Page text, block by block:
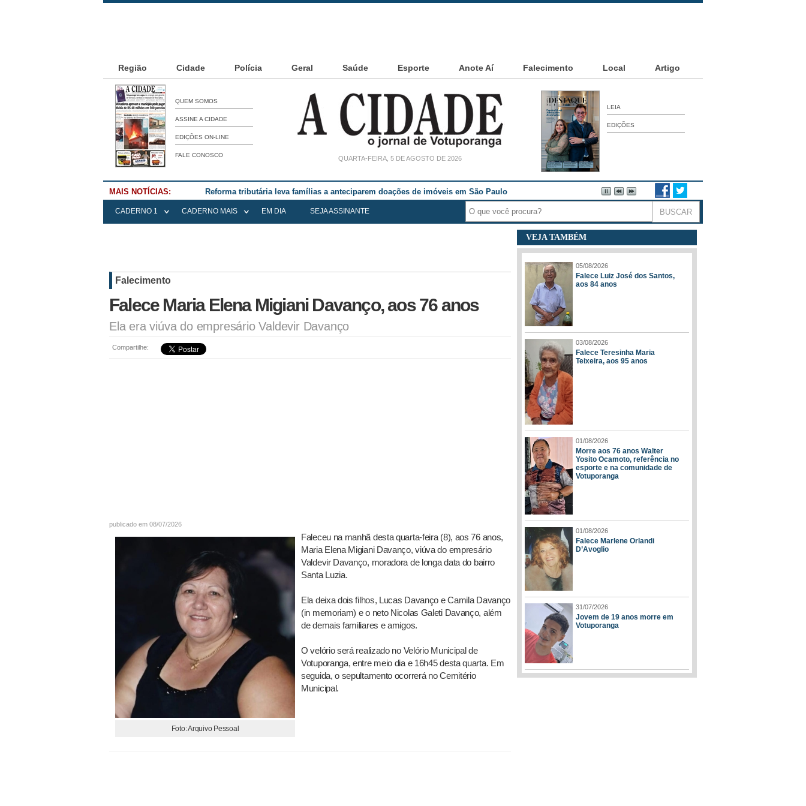
Região Cidade Polícia Geral Saúde Esporte Anote Aí Falecimento Local Artigo
QUEM SOMOS
ASSINE A CIDADE
EDIÇÕES ON-LINE
FALE CONOSCO QUARTA-FEIRA, 5 DE AGOSTO DE 2026
LEIA
EDIÇÕES
MAIS NOTÍCIAS: Reforma tributária leva famílias a anteciparem doações de imóveis em São Paulo
CADERNO 1 CADERNO MAIS EM DIA SEJA ASSINANTE
Falecimento
Falece Maria Elena Migiani Davanço, aos 76 anos
Ela era viúva do empresário Valdevir Davanço
Compartilhe:
publicado em 08/07/2026
Foto: Arquivo Pessoal
Faleceu na manhã desta quarta-feira (8), aos 76 anos,
Maria Elena Migiani Davanço, viúva do empresário
Valdevir Davanço, moradora de longa data do bairro
Santa Luzia.
Ela deixa dois filhos, Lucas Davanço e Camila Davanço
(in memoriam) e o neto Nicolas Galeti Davanço, além
de demais familiares e amigos.
O velório será realizado no Velório Municipal de
Votuporanga, entre meio dia e 16h45 desta quarta. Em
seguida, o sepultamento ocorrerá no Cemitério
Municipal.
VEJA TAMBÉM
05/08/2026
Falece Luiz José dos Santos,
aos 84 anos
03/08/2026
Falece Teresinha Maria
Teixeira, aos 95 anos
01/08/2026
Morre aos 76 anos Walter
Yosito Ocamoto, referência no
esporte e na comunidade de
Votuporanga
01/08/2026
Falece Marlene Orlandi
D’Avoglio
31/07/2026
Jovem de 19 anos morre em
Votuporanga